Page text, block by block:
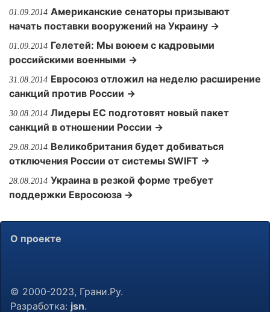
01.09.2014 Американские сенаторы призывают
начать поставки вооружений на Украину →
01.09.2014 Гелетей: Мы воюем с кадровыми
российскими военными →
31.08.2014 Евросоюз отложил на неделю расширение
санкций против России →
30.08.2014 Лидеры ЕС подготовят новый пакет
санкций в отношении России →
29.08.2014 Великобритания будет добиваться
отключения России от системы SWIFT →
28.08.2014 Украина в резкой форме требует
поддержки Евросоюза →
О проекте
© 2000-2023, Грани.Ру.
Разработка: jsn.